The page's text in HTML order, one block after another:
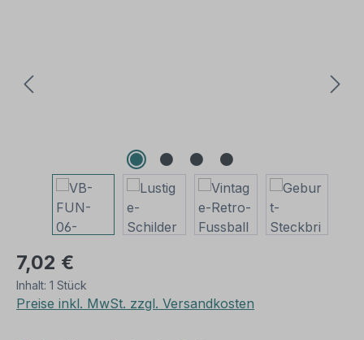
7,02 €
Inhalt: 1 Stück
Preise inkl. MwSt. zzgl. Versandkosten